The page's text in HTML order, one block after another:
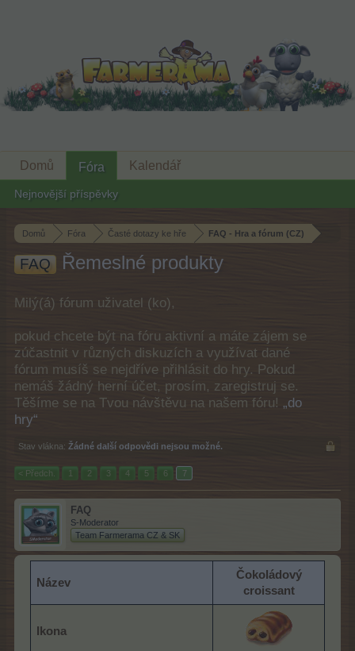
Domů Fóra Časté dotazy ke hře FAQ - Hra a fórum (CZ)
FAQ Řemeslné produkty
Milý(á) fórum uživatel (ko),
pokud chcete být na fóru aktivní a máte zájem se
zúčastnit v různých diskuzích a využívat dané
fórum musíš se nejdříve přihlásit do hry. Pokud
nemáš žádný herní účet, prosím, zaregistruj se.
Těšíme se na Tvou návštěvu na našem fóru! „do
hry“
Stav vlákna: Žádné další odpovědi nejsou možné.
< Předch. 1 2 3 4 5 6 7
FAQ
S-Moderator
Team Farmerama CZ & SK
Název
Čokoládový
croissant
Ikona
Domů Fóra
Nejnovější příspěvky
Kalendář